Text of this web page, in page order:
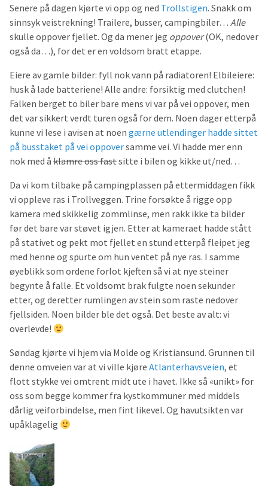
Senere på dagen kjørte vi opp og ned Trollstigen. Snakk om
sinnsyk veistrekning! Trailere, busser, campingbiler… Alle
skulle oppover fjellet. Og da mener jeg oppover(OK, nedover
også da…), for det er en voldsom bratt etappe.
Eiere av gamle bilder: fyll nok vann på radiatoren! Elbileiere:
husk å lade batteriene! Alle andre: forsiktig med clutchen!
Falken berget to biler bare mens vi var på vei oppover, men
det var sikkert verdt turen også for dem. Noen dager etterpå
kunne vi lese i avisen at noen gærne utlendinger hadde sittet
på busstaket på vei oppoversamme vei. Vi hadde mer enn
nok med å klamre oss fastsitte i bilen og kikke ut/ned…
Da vi kom tilbake på campingplassen på ettermiddagen fikk
vi oppleve ras i Trollveggen. Trine forsøkte å rigge opp
kamera med skikkelig zommlinse, men rakk ikke ta bilder
før det bare var støvet igjen. Etter at kameraet hadde stått
på stativet og pekt mot fjellet en stund etterpå fleipet jeg
med henne og spurte om hun ventet på nye ras. I samme
øyeblikk som ordene forlot kjeften så vi at nye steiner
begynte å falle. Et voldsomt brak fulgte noen sekunder
etter, og deretter rumlingen av stein som raste nedover
fjellsiden. Noen bilder ble det også. Det beste av alt: vi
overlevde!
Søndag kjørte vi hjem via Molde og Kristiansund. Grunnen til
denne omveien var at vi ville kjøre Atlanterhavsveien, et
flott stykke vei omtrent midt ute i havet. Ikke så «unikt» for
oss som begge kommer fra kystkommuner med middels
dårlig veiforbindelse, men fint likevel. Og havutsikten var
upåklagelig